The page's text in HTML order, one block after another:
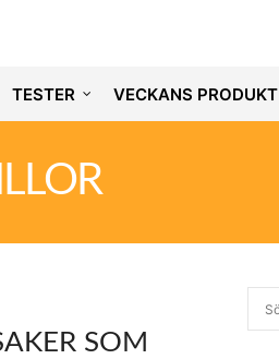
TESTER VECKANS PRODUKT
SOM